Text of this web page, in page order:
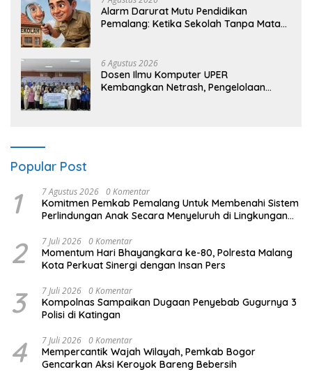
Alarm Darurat Mutu Pendidikan
Pemalang: Ketika Sekolah Tanpa Mata
6 Agustus 2026
Dosen Ilmu Komputer UPER
Kembangkan Netrash, Pengelolaan
Popular Post
1 7 Agustus 2026 0 Komentar
Komitmen Pemkab Pemalang Untuk Membenahi Sistem
Perlindungan Anak Secara Menyeluruh di Lingkungan
2 7 Juli 2026 0 Komentar
Momentum Hari Bhayangkara ke-80, Polresta Malang
Kota Perkuat Sinergi dengan Insan Pers
3 7 Juli 2026 0 Komentar
Kompolnas Sampaikan Dugaan Penyebab Gugurnya 3
Polisi di Katingan
4 7 Juli 2026 0 Komentar
Mempercantik Wajah Wilayah, Pemkab Bogor
Gencarkan Aksi Keroyok Bareng Bebersih